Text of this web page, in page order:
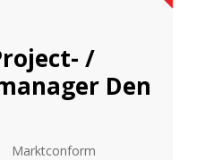
/
Den
Marktconform